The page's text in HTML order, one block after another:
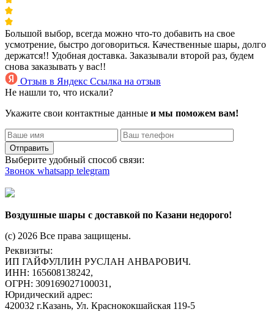
Большой выбор, всегда можно что-то добавить на свое
усмотрение, быстро договориться. Качественные шары, долго
держатся!! Удобная доставка. Заказывали второй раз, будем
снова заказывать у вас!!
Отзыв в Яндекс Ссылка на отзыв
Не нашли то, что искали?
Укажите свои контактные данные и мы поможем вам!
Отправить
Выберите удобный способ связи:
Звонок whatsapp telegram
Воздушные шары с доставкой по Казани недорого!
(c) 2026 Все права защищены.
Реквизиты:
ИП ГАЙФУЛЛИН РУСЛАН АНВАРОВИЧ.
ИНН: 165608138242,
ОГРН: 309169027100031,
Юридический адрес:
420032 г.Казань, Ул. Краснококшайская 119-5